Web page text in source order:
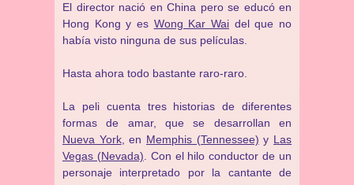
El director nació en China pero se educó en
Hong Kong y es Wong Kar Wai del que no
había visto ninguna de sus películas.
Hasta ahora todo bastante raro-raro.
La peli cuenta tres historias de diferentes
formas de amar, que se desarrollan en
Nueva York, en Memphis (Tennessee) y Las
Vegas (Nevada) . Con el hilo conductor de un
personaje interpretado por la cantante de